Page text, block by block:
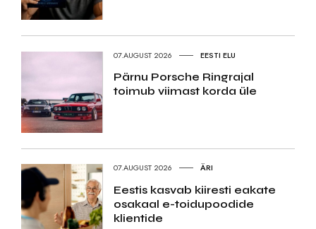
07.AUGUST 2026 EESTI ELU
Pärnu Porsche Ringrajal
toimub viimast korda üle
07.AUGUST 2026 ÄRI
Eestis kasvab kiiresti eakate
osakaal e-toidupoodide
klientide